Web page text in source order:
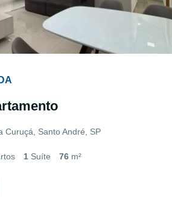
Curuçá, Santo André, SP
1 Suíte 76 m²